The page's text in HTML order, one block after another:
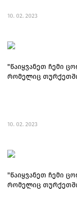
10. 02. 2023
"წაიყვანეთ ჩემი
რომელიც
10. 02. 2023
"წაიყვანეთ ჩემი
რომელიც